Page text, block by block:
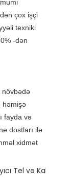
çox işçi
texniki
-dən
növbədə
həmişə
fayda və
dostları ilə
xidmət